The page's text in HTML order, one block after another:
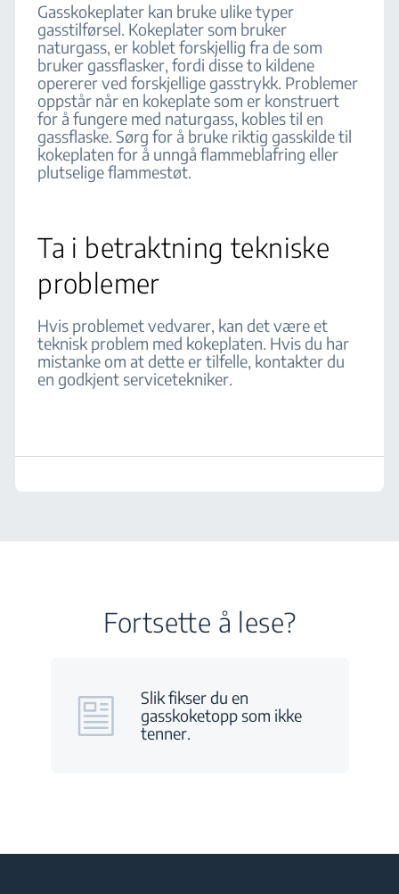
Gasskokeplater kan bruke ulike typer
gasstilførsel. Kokeplater som bruker
naturgass, er koblet forskjellig fra de som
bruker gassflasker, fordi disse to kildene
opererer ved forskjellige gasstrykk. Problemer
oppstår når en kokeplate som er konstruert
for å fungere med naturgass, kobles til en
gassflaske. Sørg for å bruke riktig gasskilde til
kokeplaten for å unngå flammeblafring eller
plutselige flammestøt.
Ta i betraktning tekniske
problemer
Hvis problemet vedvarer, kan det være et
teknisk problem med kokeplaten. Hvis du har
mistanke om at dette er tilfelle, kontakter du
en godkjent servicetekniker.
Fortsette å lese?
Slik fikser du en
gasskoketopp som ikke
tenner.